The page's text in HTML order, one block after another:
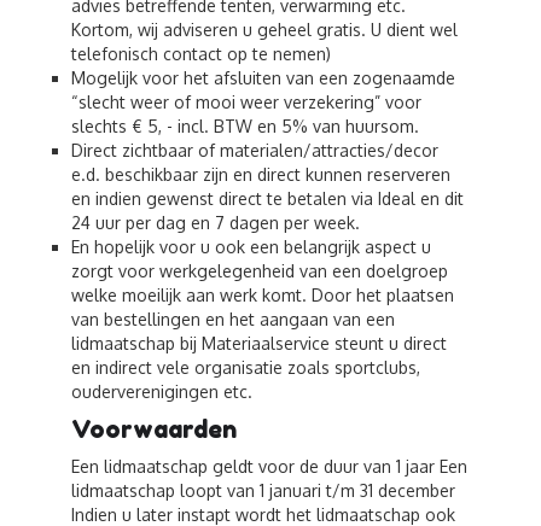
advies betreffende tenten, verwarming etc.
Kortom, wij adviseren u geheel gratis. U dient wel
telefonisch contact op te nemen)
Mogelijk voor het afsluiten van een zogenaamde
“slecht weer of mooi weer verzekering” voor
slechts € 5, - incl. BTW en 5% van huursom.
Direct zichtbaar of materialen/attracties/decor
e.d. beschikbaar zijn en direct kunnen reserveren
en indien gewenst direct te betalen via Ideal en dit
24 uur per dag en 7 dagen per week.
En hopelijk voor u ook een belangrijk aspect u
zorgt voor werkgelegenheid van een doelgroep
welke moeilijk aan werk komt. Door het plaatsen
van bestellingen en het aangaan van een
lidmaatschap bij Materiaalservice steunt u direct
en indirect vele organisatie zoals sportclubs,
ouderverenigingen etc.
Voorwaarden
Een lidmaatschap geldt voor de duur van 1 jaar Een
lidmaatschap loopt van 1 januari t/m 31 december
Indien u later instapt wordt het lidmaatschap ook